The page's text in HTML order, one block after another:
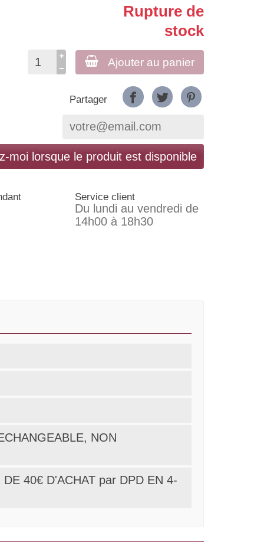
Rupture de
stock
Ajouter au panier
Partager
moi lorsque le produit est disponible
Service client
Du lundi au vendredi de
14h00 à 18h30
NON
40€ D'ACHAT par DPD EN 4-